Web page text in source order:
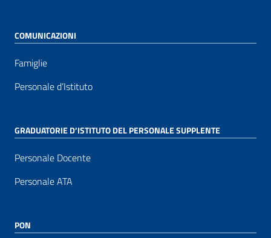
COMUNICAZIONI
Famiglie
Personale d’Istituto
GRADUATORIE D’ISTITUTO DEL PERSONALE SUPPLENTE
Personale Docente
Personale ATA
PON